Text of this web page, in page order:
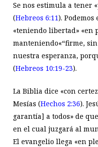
Se nos estimula a tener
(Hebreos 6:11).
«teniendo libertad» «en
manteniendo«“firme,
nuestra esperanza,
(Hebreos 10:19-23).
La Biblia dice «con
Mesías (Hechos 2:36).
garantía] a todos» de
en el cual juzgará al
El evangelio llega «en